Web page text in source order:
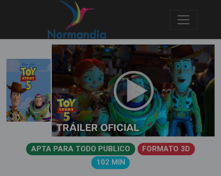
APTA PARA TODO PUBLICO
FORMATO 3D
102 MIN